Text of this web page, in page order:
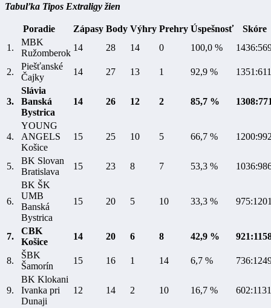
Tabuľka Tipos Extraligy žien
Poradie Zápasy Body Výhry Prehry Úspešnosť
Skóre
1.
MBK
Ružomberok
14 28 14 0 100,0 %
2.
Piešťanské
Čajky
14 27 13 1 92,9 % 1351:611
3.
Slávia
Banská
Bystrica
14 26 12 2 85,7 %
4.
YOUNG
ANGELS
Košice
15 25 10 5 66,7 %
5.
BK Slovan
Bratislava
15 23 8 7 53,3 %
6.
BK ŠK
UMB
Banská
Bystrica
15 20 5 10 33,3 %
7.
CBK
Košice
14 20 6 8 42,9 %
8.
ŠBK
Šamorín
15 16 1 14 6,7 %
9.
BK Klokani
Ivanka pri
Dunaji
12 14 2 10 16,7 % 602:1131